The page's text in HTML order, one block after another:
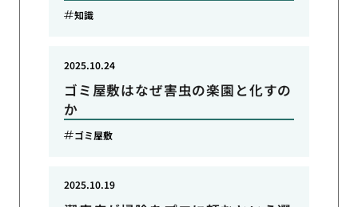
知識
ゴミ屋敷はなぜ害虫の楽園と化すの
か
2025.10.24
ゴミ屋敷
2025.10.19